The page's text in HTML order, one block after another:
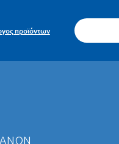
προϊόντων